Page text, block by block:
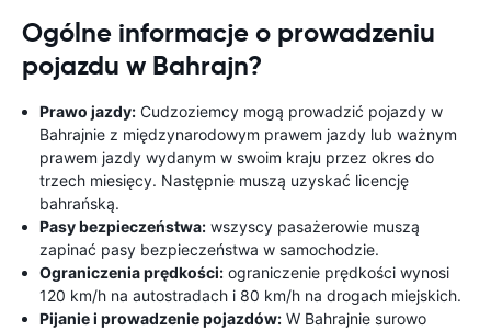
Ogólne informacje o prowadzeniu
pojazdu w Bahrajn?
Prawo jazdy: Cudzoziemcy mogą prowadzić pojazdy w
Bahrajnie z międzynarodowym prawem jazdy lub ważnym
prawem jazdy wydanym w swoim kraju przez okres do
trzech miesięcy. Następnie muszą uzyskać licencję
bahrańską.
Pasy bezpieczeństwa: wszyscy pasażerowie muszą
zapinać pasy bezpieczeństwa w samochodzie.
Ograniczenia prędkości: ograniczenie prędkości wynosi
120 km/h na autostradach i 80 km/h na drogach miejskich.
Pijanie i prowadzenie pojazdów: W Bahrajnie surowo